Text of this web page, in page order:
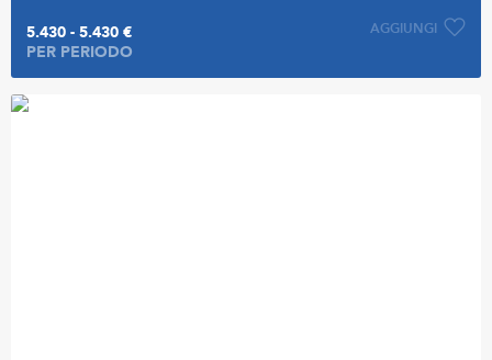
AGGIUNGI
5.430 - 5.430 €
PER PERIODO